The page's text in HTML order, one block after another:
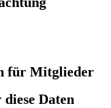
für Mitglieder
Daten